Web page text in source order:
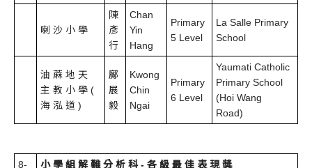
喇 沙 小 學
陳
彥
行
Chan
Yin
Hang
Primary
5 Level
La Salle Primary
School
油 蔴 地 天
主 教 小 學 (
海 泓 道 )
鄺
展
毅
Kwong
Chin
Ngai
Primary
6 Level
Yaumati Catholic
Primary School
(Hoi Wang
Road)
8-
小 學 組 解 難 分 析 科 - 各 級 最 佳 表 現 獎